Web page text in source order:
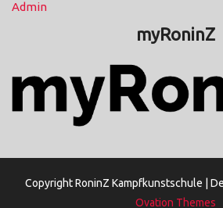
Admin
myRoninZ
Copyright RoninZ Kampfkunstschule |
Ovation Themes